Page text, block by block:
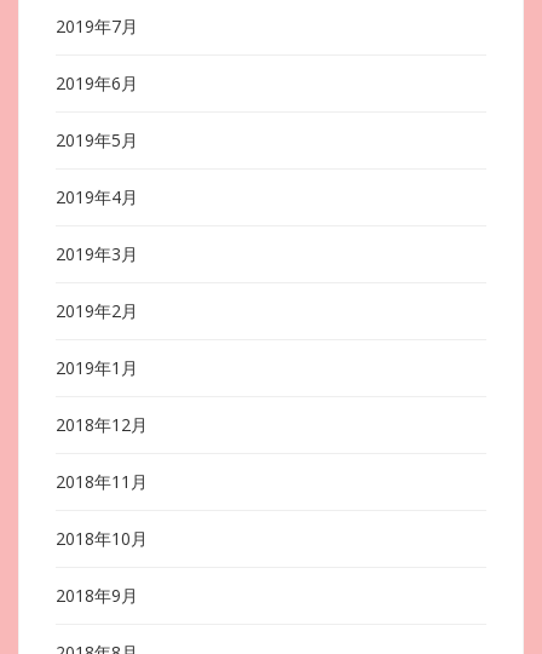
2019年7月
2019年6月
2019年5月
2019年4月
2019年3月
2019年2月
2019年1月
2018年12月
2018年11月
2018年10月
2018年9月